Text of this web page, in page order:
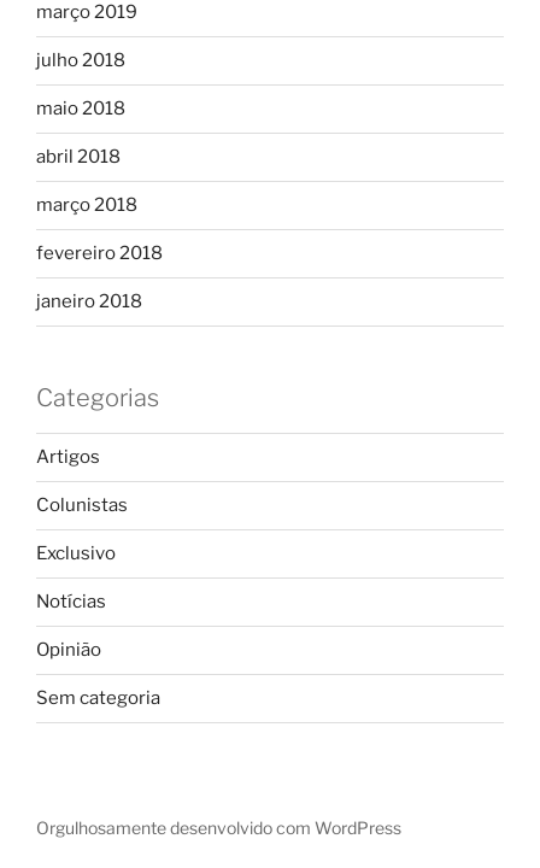
março 2019
julho 2018
maio 2018
abril 2018
março 2018
fevereiro 2018
janeiro 2018
Categorias
Artigos
Colunistas
Exclusivo
Notícias
Opinião
Sem categoria
Orgulhosamente desenvolvido com WordPress